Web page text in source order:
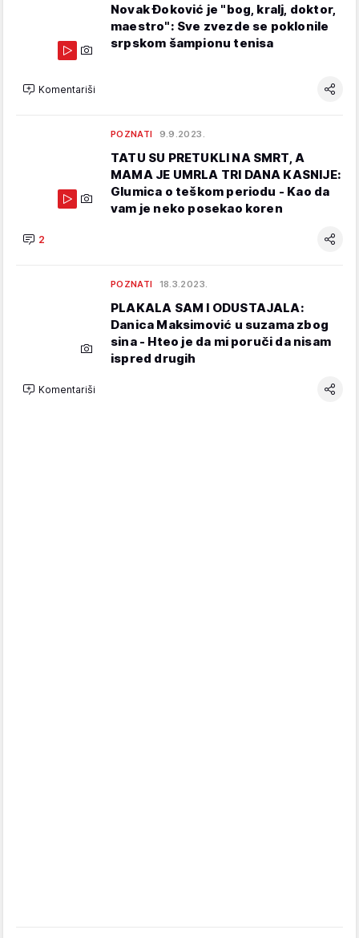
Novak Đoković je "bog, kralj, doktor,
maestro": Sve zvezde se poklonile
srpskom šampionu tenisa
Komentariši
POZNATI 9.9.2023.
TATU SU PRETUKLI NA SMRT, A
MAMA JE UMRLA TRI DANA KASNIJE:
Glumica o teškom periodu - Kao da
vam je neko posekao koren
2
POZNATI 18.3.2023.
PLAKALA SAM I ODUSTAJALA:
Danica Maksimović u suzama zbog
sina - Hteo je da mi poruči da nisam
ispred drugih
Komentariši